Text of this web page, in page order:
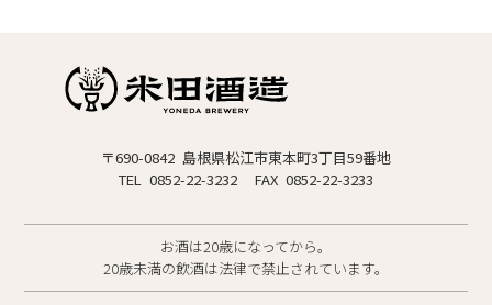
〒690-0842 島根県松江市東本町3丁目59番地
TEL 0852-22-3232
FAX 0852-22-3233
お酒は20歳になってから。
20歳未満の飲酒は法律で禁止されています。